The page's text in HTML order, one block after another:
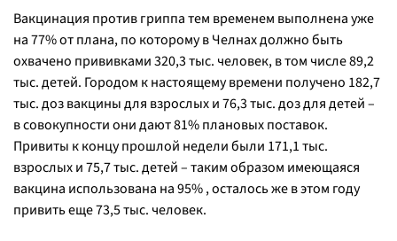
Вакцинация против гриппа тем временем выполнена уже
на 77% от плана, по которому в Челнах должно быть
охвачено прививками 320,3 тыс. человек, в том числе 89,2
тыс. детей. Городом к настоящему времени получено 182,7
тыс. доз вакцины для взрослых и 76,3 тыс. доз для детей –
в совокупности они дают 81% плановых поставок.
Привиты к концу прошлой недели были 171,1 тыс.
взрослых и 75,7 тыс. детей – таким образом имеющаяся
вакцина использована на 95% , осталось же в этом году
привить еще 73,5 тыс. человек.